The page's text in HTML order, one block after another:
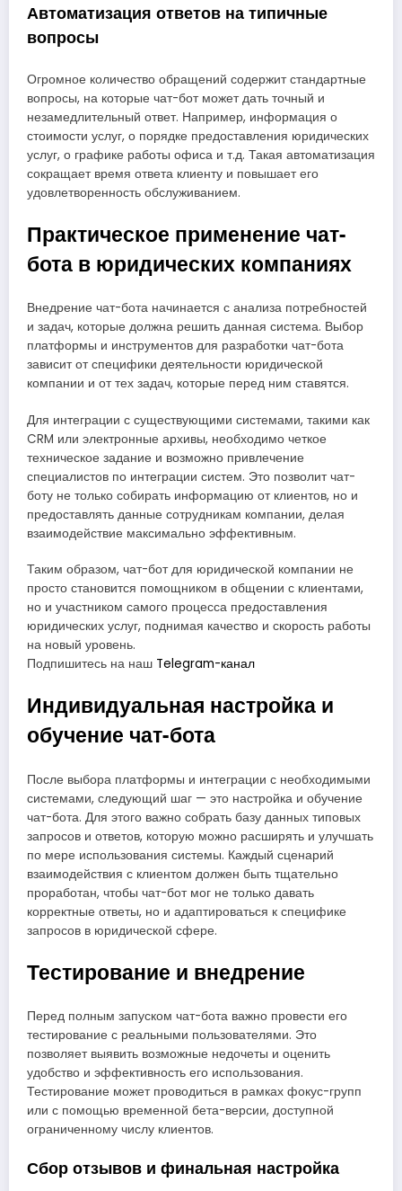
Автоматизация ответов на типичные
вопросы
Огромное количество обращений содержит стандартные
вопросы, на которые чат-бот может дать точный и
незамедлительный ответ. Например, информация о
стоимости услуг, о порядке предоставления юридических
услуг, о графике работы офиса и т.д. Такая автоматизация
сокращает время ответа клиенту и повышает его
удовлетворенность обслуживанием.
Практическое применение чат-
бота в юридических компаниях
Внедрение чат-бота начинается с анализа потребностей
и задач, которые должна решить данная система. Выбор
платформы и инструментов для разработки чат-бота
зависит от специфики деятельности юридической
компании и от тех задач, которые перед ним ставятся.
Для интеграции с существующими системами, такими как
CRM или электронные архивы, необходимо четкое
техническое задание и возможно привлечение
специалистов по интеграции систем. Это позволит чат-
боту не только собирать информацию от клиентов, но и
предоставлять данные сотрудникам компании, делая
взаимодействие максимально эффективным.
Таким образом, чат-бот для юридической компании не
просто становится помощником в общении с клиентами,
но и участником самого процесса предоставления
юридических услуг, поднимая качество и скорость работы
на новый уровень.
Подпишитесь на наш Telegram-канал
Индивидуальная настройка и
обучение чат-бота
После выбора платформы и интеграции с необходимыми
системами, следующий шаг — это настройка и обучение
чат-бота. Для этого важно собрать базу данных типовых
запросов и ответов, которую можно расширять и улучшать
по мере использования системы. Каждый сценарий
взаимодействия с клиентом должен быть тщательно
проработан, чтобы чат-бот мог не только давать
корректные ответы, но и адаптироваться к специфике
запросов в юридической сфере.
Тестирование и внедрение
Перед полным запуском чат-бота важно провести его
тестирование с реальными пользователями. Это
позволяет выявить возможные недочеты и оценить
удобство и эффективность его использования.
Тестирование может проводиться в рамках фокус-групп
или с помощью временной бета-версии, доступной
ограниченному числу клиентов.
Сбор отзывов и финальная настройка